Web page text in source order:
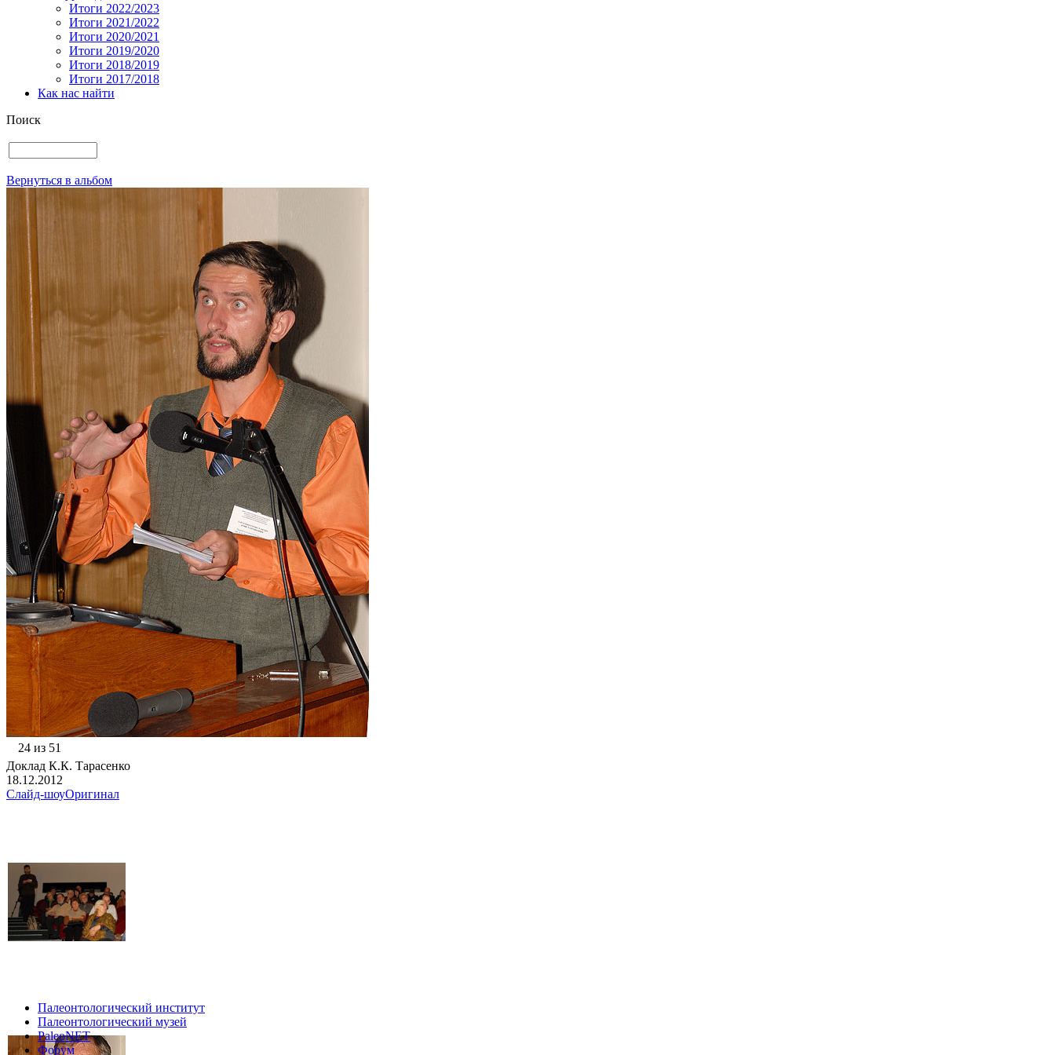
Итоги 2022/2023
Итоги 2021/2022
Итоги 2020/2021
Итоги 2019/2020
Итоги 2018/2019
Итоги 2017/2018
Как нас найти
Поиск
Вернуться в альбом
24 из 51
Доклад К.К. Тарасенко
18.12.2012
Слайд-шоуОригинал
Палеонтологический институт
Палеонтологический музей
PaleoNET
Форум